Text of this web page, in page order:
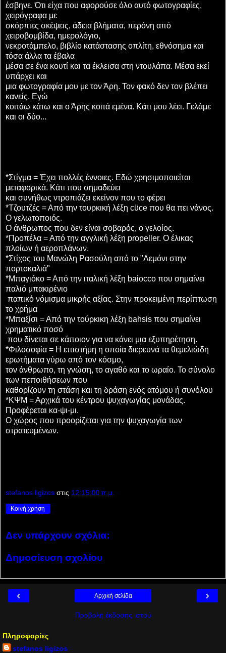
έσβηνε. Ότι είχα που αφορούσε όλο αυτό φωτογραφίες,
χειρόγραφα με
σκόρπιες σκέψεις, άδεια βλήματα, περόνη από
χειροβομβίδα, ημερολόγιο,
νεκροτάμπελο, βιβλίο κατάστασης οπλίτη, εθνόσημα και
τόσα άλλα τα έβαλα
μέσα σε ένα κουτί και τα έκλεισα στη ντουλάπα. Μέσα εκεί
υπάρχει και
μια φωτογραφία μου με τον Άρη. Τον φακό δεν τον βλέπει
κανείς. Εγώ
κοιτάω κάτω και ο Άρης κοιτά εμένα. Κάτι μου λέει. Γελάμε
και οι δύο...
*Στίγμα = Έχει πολλές έννοιες. Εδώ χρησιμοποιείται
μεταφορικά. Κάτι που σημαδεύει
και συνήθως ντροπιάζει εκείνον που το φέρει
*Τζουτζές = Από την τουρκική λέξη cϋce που θα πει νάνος.
Ο γελωτοποιός.
Ο άνθρωπος που δεν είναι σοβαρός, ο γελοίος.
*Προπέλα = Από την αγγλική λέξη propeller. Ο έλικας
πλοίων ή αεροπλάνων.
*Στίχος του Μανώλη Ρασούλη από το "Λεμόνι στην
πορτοκαλιά"
*Μπαγιόκο = Από την ιταλική λέξη baiocco που σημαίνει
παλιό μπακιρένιο
παπικό νόμισμα μικρής αξίας. Στην προκειμένη περίπτωση
το χρήμα
*Μπαξίσι = Από την τούρκικη λέξη bahsis που σημαίνει
χρηματικό ποσό
που δίνεται σε κάποιον για να κάνει μια εξυπηρέτηση.
*Φιλοσοφία = Η επιστήμη η οποία διερευνά τα θεμελιώδη
ερωτήματα γύρω από τον κόσμο,
τον άνθρωπο, τη γνώση, το αγαθό και το ωραίο. Το σύνολο
των πεποιθήσεων που
καθορίζουν τη στάση και τη δράση ενός ατόμου ή συνόλου
*ΚΨΜ = Αρχικά του κέντρου ψυχαγωγίας μονάδας.
Προφέρεται κα-ψι-μι.
Ο χώρος που προορίζεται για την ψυχαγωγία των
στρατευμένων.
stefanos ligizos στις 12:15:00 π.μ.
Κοινή χρήση
Δεν υπάρχουν σχόλια:
Δημοσίευση σχολίου
‹ ›
Αρχική σελίδα
Προβολή έκδοσης ιστού
Πληροφορίες
stefanos ligizos